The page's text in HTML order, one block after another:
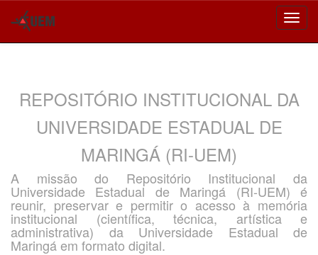
REPOSITÓRIO INSTITUCIONAL DA
UNIVERSIDADE ESTADUAL DE
MARINGÁ (RI-UEM)
A missão do Repositório Institucional da
Universidade Estadual de Maringá (RI-UEM) é
reunir, preservar e permitir o acesso à memória
institucional (científica, técnica, artística e
administrativa) da Universidade Estadual de
Maringá em formato digital.